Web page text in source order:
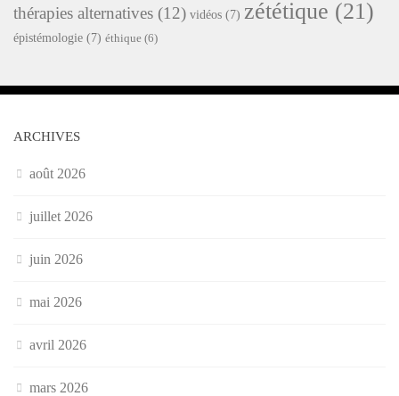
thérapies alternatives (12) vidéos (7) zététique (21)
épistémologie (7) éthique (6)
ARCHIVES
août 2026
juillet 2026
juin 2026
mai 2026
avril 2026
mars 2026